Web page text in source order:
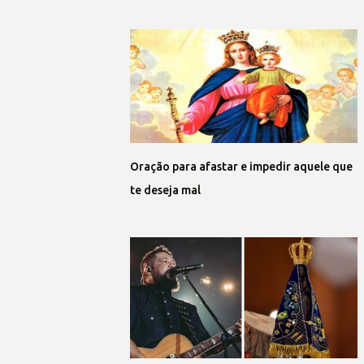
Oração para afastar e impedir aquele que
te deseja mal